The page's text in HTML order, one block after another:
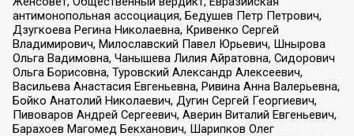
антимонопольная ассоциация, Бедушев Петр Петрович,
Дзугкоева Регина Николаевна, Кривенко Сергей
Владимирович, Милославский Павел Юрьевич, Шнырова
Ольга Вадимовна, Чанышева Лилия Айратовна, Сидорович
Ольга Борисовна, Туровский Александр Алексеевич,
Васильева Анастасия Евгеньевна, Ривина Анна Валерьевна,
Бойко Анатолий Николаевич, Дугин Сергей Георгиевич,
Пивоваров Андрей Сергеевич, Аверин Виталий Евгеньевич,
Барахоев Магомед Бекханович, Шарипков Олег